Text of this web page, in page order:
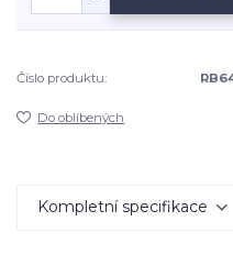
Číslo produktu:
Do oblíbených
Kompletní specifikace